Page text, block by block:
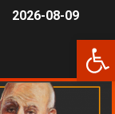
2026-08-09